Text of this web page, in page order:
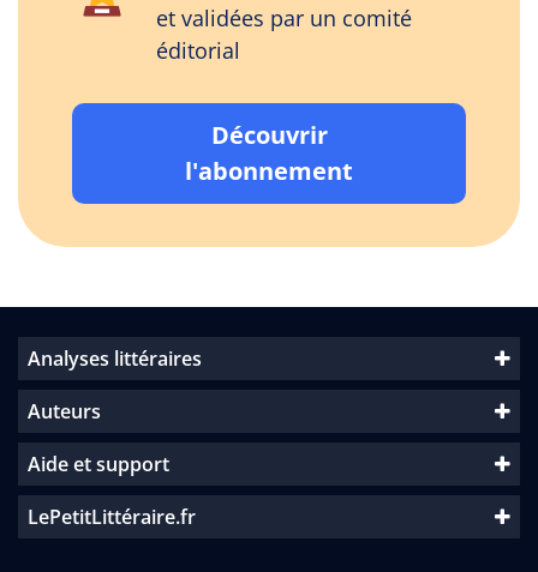
et validées par un comité
éditorial
Découvrir
l'abonnement
Analyses littéraires
Auteurs
Aide et support
LePetitLittéraire.fr